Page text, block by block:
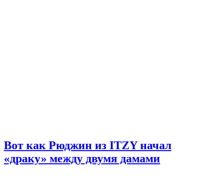
Вот как Рюджин из ITZY начал
«драку» между двумя дамами